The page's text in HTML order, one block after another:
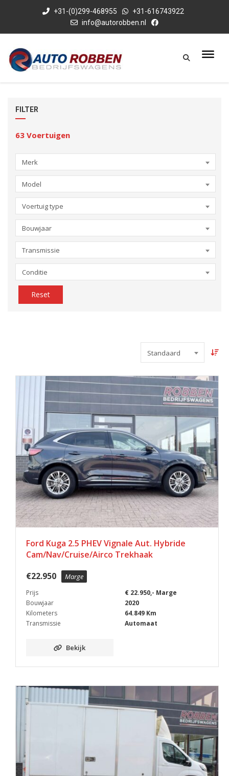
+31-(0)299-468955
+31-616743922
info@autorobben.nl
FILTER
63 Voertuigen
Merk
Model
Voertuig type
Bouwjaar
Transmissie
Conditie
Reset
Standaard
Ford Kuga 2.5 PHEV Vignale Aut. Hybride
Cam/Nav/Cruise/Airco Trekhaak
€22.950 Marge
Prijs
€ 22.950,- Marge
Bouwjaar
2020
Kilometers
64.849 Km
Transmissie
Automaat
Bekijk